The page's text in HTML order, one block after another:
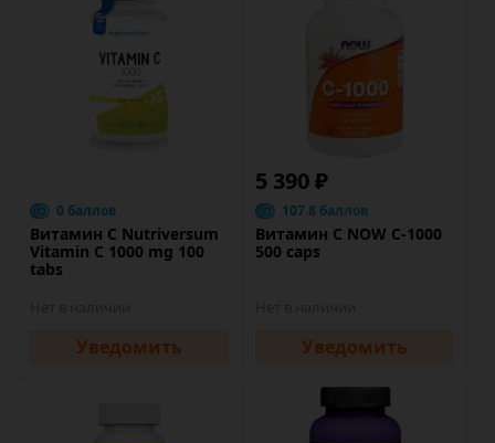
0 баллов
Витамин C Nutriversum
Vitamin C 1000 mg 100
tabs
Уведомить
5 390 ₽
107.8 баллов
Витамин C NOW C-1000
500 caps
Уведомить